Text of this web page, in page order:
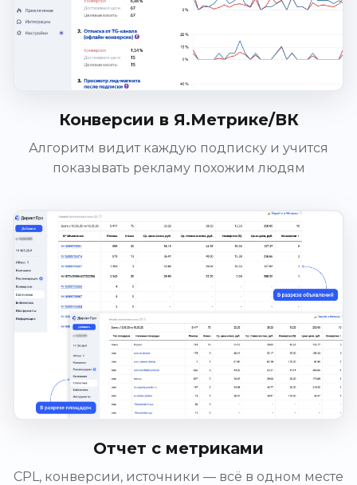
Конверсии в Я.Метрике/ВК
Алгоритм видит каждую подписку и учится
показывать рекламу похожим людям
Отчет с метриками
CPL, конверсии, источники — всё в одном месте